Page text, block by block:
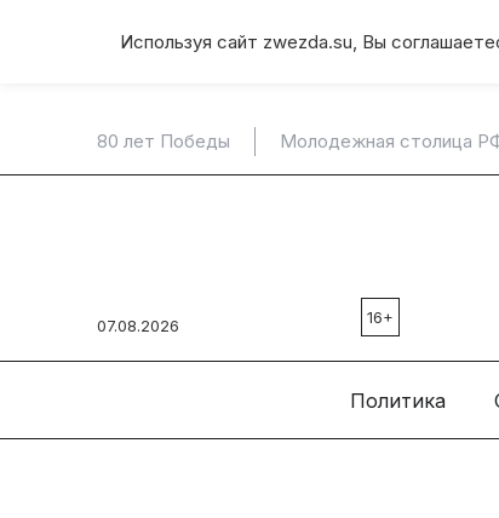
Используя сайт zwezda.su, Вы
80 лет Победы Молодежная столица
07.08.2026 16+
Политика